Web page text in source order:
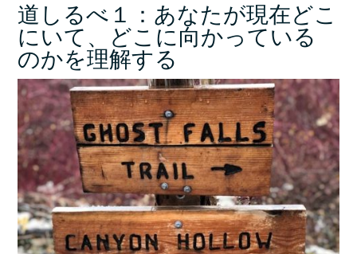
道しるべ１：あなたが現在どこ
にいて、どこに向かっている
のかを理解する